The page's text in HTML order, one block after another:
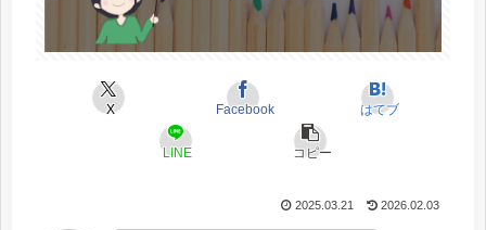
X Facebook はてブ
LINE コピー
2025.03.21 2026.02.03